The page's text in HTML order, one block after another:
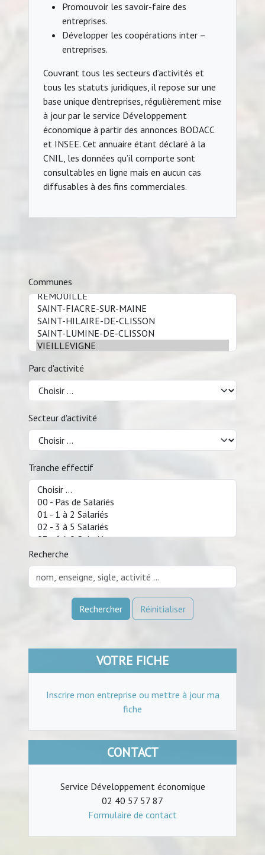
Promouvoir les savoir-faire des
entreprises.
Développer les coopérations inter –
entreprises.
Couvrant tous les secteurs d’activités et
tous les statuts juridiques, il repose sur une
base unique d’entreprises, régulièrement mise
à jour par le service Développement
économique à partir des annonces BODACC
et INSEE. Cet annuaire étant déclaré à la
CNIL, les données qu’il comporte sont
consultables en ligne mais en aucun cas
diffusables à des fins commerciales.
Communes
Parc d'activité
Secteur d'activité
Tranche effectif
Recherche
Rechercher Réinitialiser
VOTRE FICHE
Inscrire mon entreprise ou mettre à jour ma
fiche
CONTACT
Service Développement économique
02 40 57 57 87
Formulaire de contact